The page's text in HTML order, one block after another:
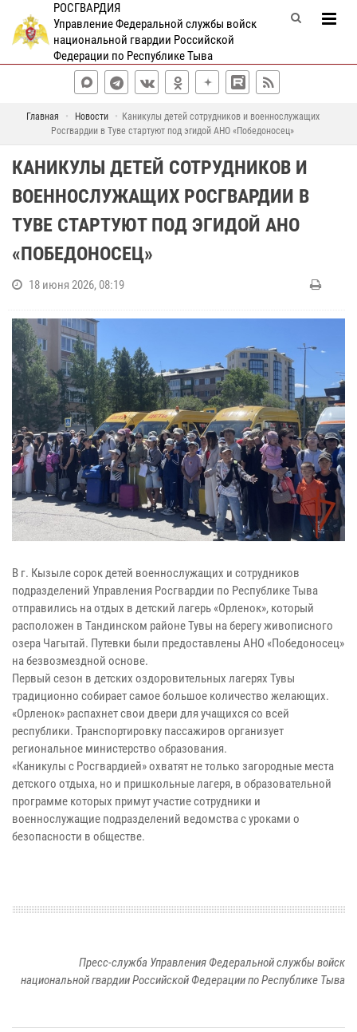
РОСГВАРДИЯ
Управление Федеральной службы войск
национальной гвардии Российской
Федерации по Республике Тыва
Главная Новости
Каникулы детей сотрудников и военнослужащих
Росгвардии в Туве стартуют под эгидой АНО «Победоносец»
КАНИКУЛЫ ДЕТЕЙ СОТРУДНИКОВ И
ВОЕННОСЛУЖАЩИХ РОСГВАРДИИ В
ТУВЕ СТАРТУЮТ ПОД ЭГИДОЙ АНО
«ПОБЕДОНОСЕЦ»
18 июня 2026, 08:19
В г. Кызыле сорок детей военнослужащих и сотрудников
подразделений Управления Росгвардии по Республике Тыва
отправились на отдых в детский лагерь «Орленок», который
расположен в Тандинском районе Тувы на берегу живописного
озера Чагытай. Путевки были предоставлены АНО «Победоносец»
на безвозмездной основе.
Первый сезон в детских оздоровительных лагерях Тувы
традиционно собирает самое большое количество желающих.
«Орленок» распахнет свои двери для учащихся со всей
республики. Транспортировку пассажиров организует
региональное министерство образования.
«Каникулы с Росгвардией» охватят не только загородные места
детского отдыха, но и пришкольные лагеря, в образовательной
программе которых примут участие сотрудники и
военнослужащие подразделений ведомства с уроками о
безопасности в обществе.
Пресс-служба Управления Федеральной службы войск
национальной гвардии Российской Федерации по Республике Тыва